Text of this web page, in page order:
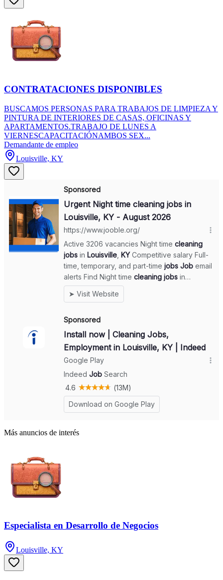
CONTRATACIONES DISPONIBLES
BUSCAMOS PERSONAS PARA TRABAJOS DE LIMPIEZA Y
PINTURA DE INTERIORES DE CASAS, OFICINAS Y
APARTAMENTOS.TRABAJO DE LUNES A
VIERNESCAPACITACIÓNAMBOS SEX...
Demandante de empleo
Louisville, KY
Más anuncios de interés
Especialista en Desarrollo de Negocios
Louisville, KY